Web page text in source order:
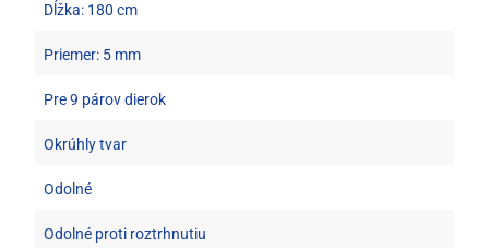
Dĺžka: 180 cm
Priemer: 5 mm
Pre 9 párov dierok
Okrúhly tvar
Odolné
Odolné proti roztrhnutiu